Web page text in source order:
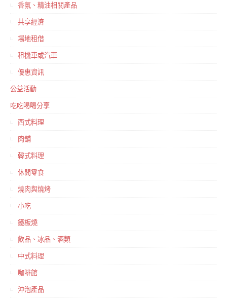
香氛、精油相關產品
共享經濟
場地租借
租機車或汽車
優惠資訊
公益活動
吃吃喝喝分享
西式料理
肉舖
韓式料理
休閒零食
燒肉與燒烤
小吃
鐵板燒
飲品、冰品、酒類
中式料理
咖啡館
沖泡產品